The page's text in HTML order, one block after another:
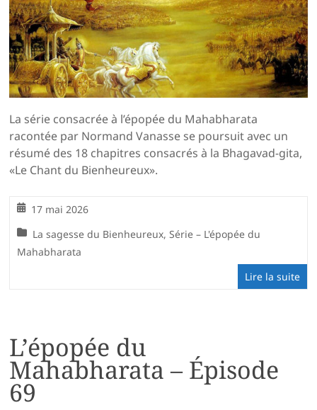
La série consacrée à l’épopée du Mahabharata
racontée par Normand Vanasse se poursuit avec un
résumé des 18 chapitres consacrés à la Bhagavad-gita,
«Le Chant du Bienheureux».
17 mai 2026
La sagesse du Bienheureux,Série – L'épopée du
Mahabharata
Lire la suite
L’épopée du
Mahabharata – Épisode
69